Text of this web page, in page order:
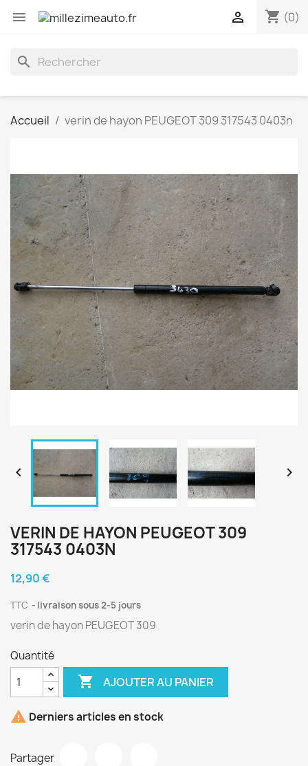
 shopping_cart (0)

search
Accueil verin de hayon PEUGEOT 309 317543 0403n
 
VERIN DE HAYON PEUGEOT 309
317543 0403N
12,90 €
TTC livraison sous 2-5 jours
verin de hayon PEUGEOT 309
Quantité
 AJOUTER AU PANIER
 Derniers articles en stock
Partager